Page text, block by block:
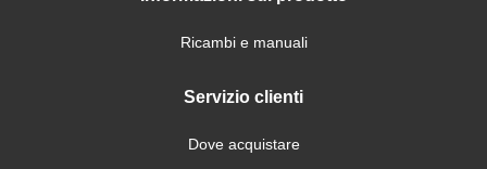
Ricambi e manuali
Servizio clienti
Dove acquistare